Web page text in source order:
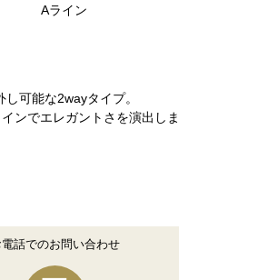
Aライン
可能な2wayタイプ。
ンでエレガントさを演出しま
電話でのお問い合わせ